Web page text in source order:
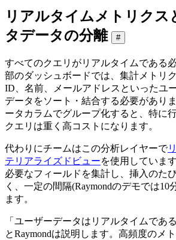
リアルタイムメトリクス
タデータの分離
#
すべてのクエリがリアルタイムである
部のダッシュボードでは、集計メトリ
ID、名前、メールアドレスといったユ
データをソート・結合する必要があり
ータカラムでグループ化すると、特に
クエリは重く高コストになります。
代わりにチームはこの分析レイヤーで
テリアライズドビューを使用していま
必要なフィールドを集計し、挿入のた
く、一定の間隔(Raymondのデモでは10
ます。
「ユーザーデータはリアルタイムであ
とRaymondは説明します。高頻度のメ